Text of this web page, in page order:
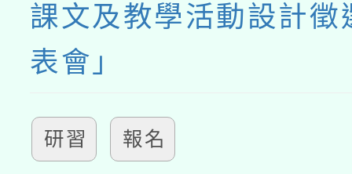
課文及教學活動設計徵
表會」
研習 報名